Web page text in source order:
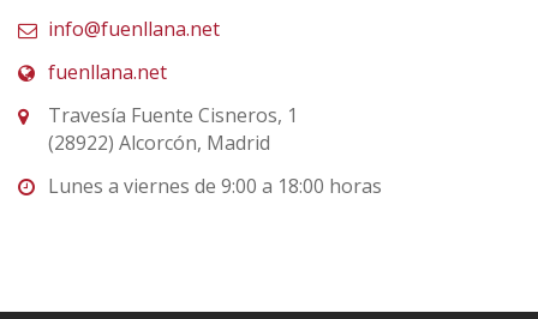
info@fuenllana.net
fuenllana.net
Travesía Fuente Cisneros, 1
(28922) Alcorcón, Madrid
Lunes a viernes de 9:00 a 18:00 horas